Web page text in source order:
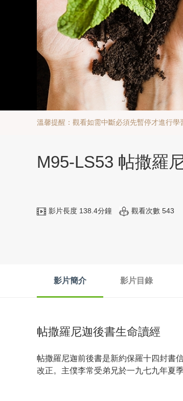
溫馨提醒：觀看如需中斷必須先暫停才進行學
M95-LS53 帖撒羅
影片長度 138.4分鐘 觀看次數 543
影片簡介 影片目錄
帖撒羅尼迦後書生命讀經
帖撒羅尼迦前後書是新約保羅十四封書
改正。主僕李常受弟兄於一九七九年夏